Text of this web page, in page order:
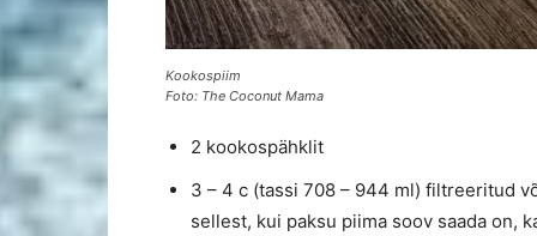
Kookospiim
Foto: The Coconut Mama
2 kookospähklit
3 – 4 c (tassi 708 – 944 ml) filtreeritud
sellest, kui paksu piima soov saada on,